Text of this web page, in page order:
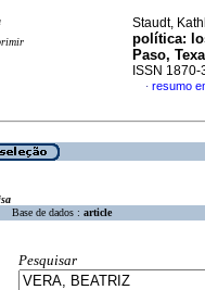
Staudt,
política:
Paso,
ISSN 1870-
· resumo
Base de dados : article
Pesquisar